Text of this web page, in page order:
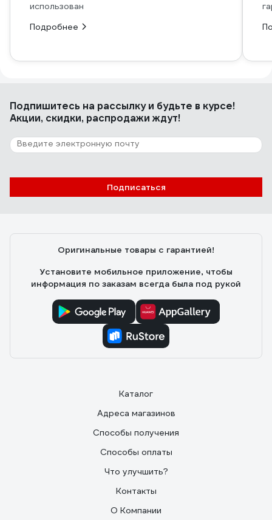
использован
Подробнее
Подпишитесь на рассылкуи будьте в курсе!
Акции, скидки, распродажи ждут!
Подписаться
Оригинальные товары с гарантией!
Установите мобильное приложение, чтобы
информация по заказам всегда была под рукой
Каталог
Адреса магазинов
Способы получения
Способы оплаты
Что улучшить?
Контакты
О Компании